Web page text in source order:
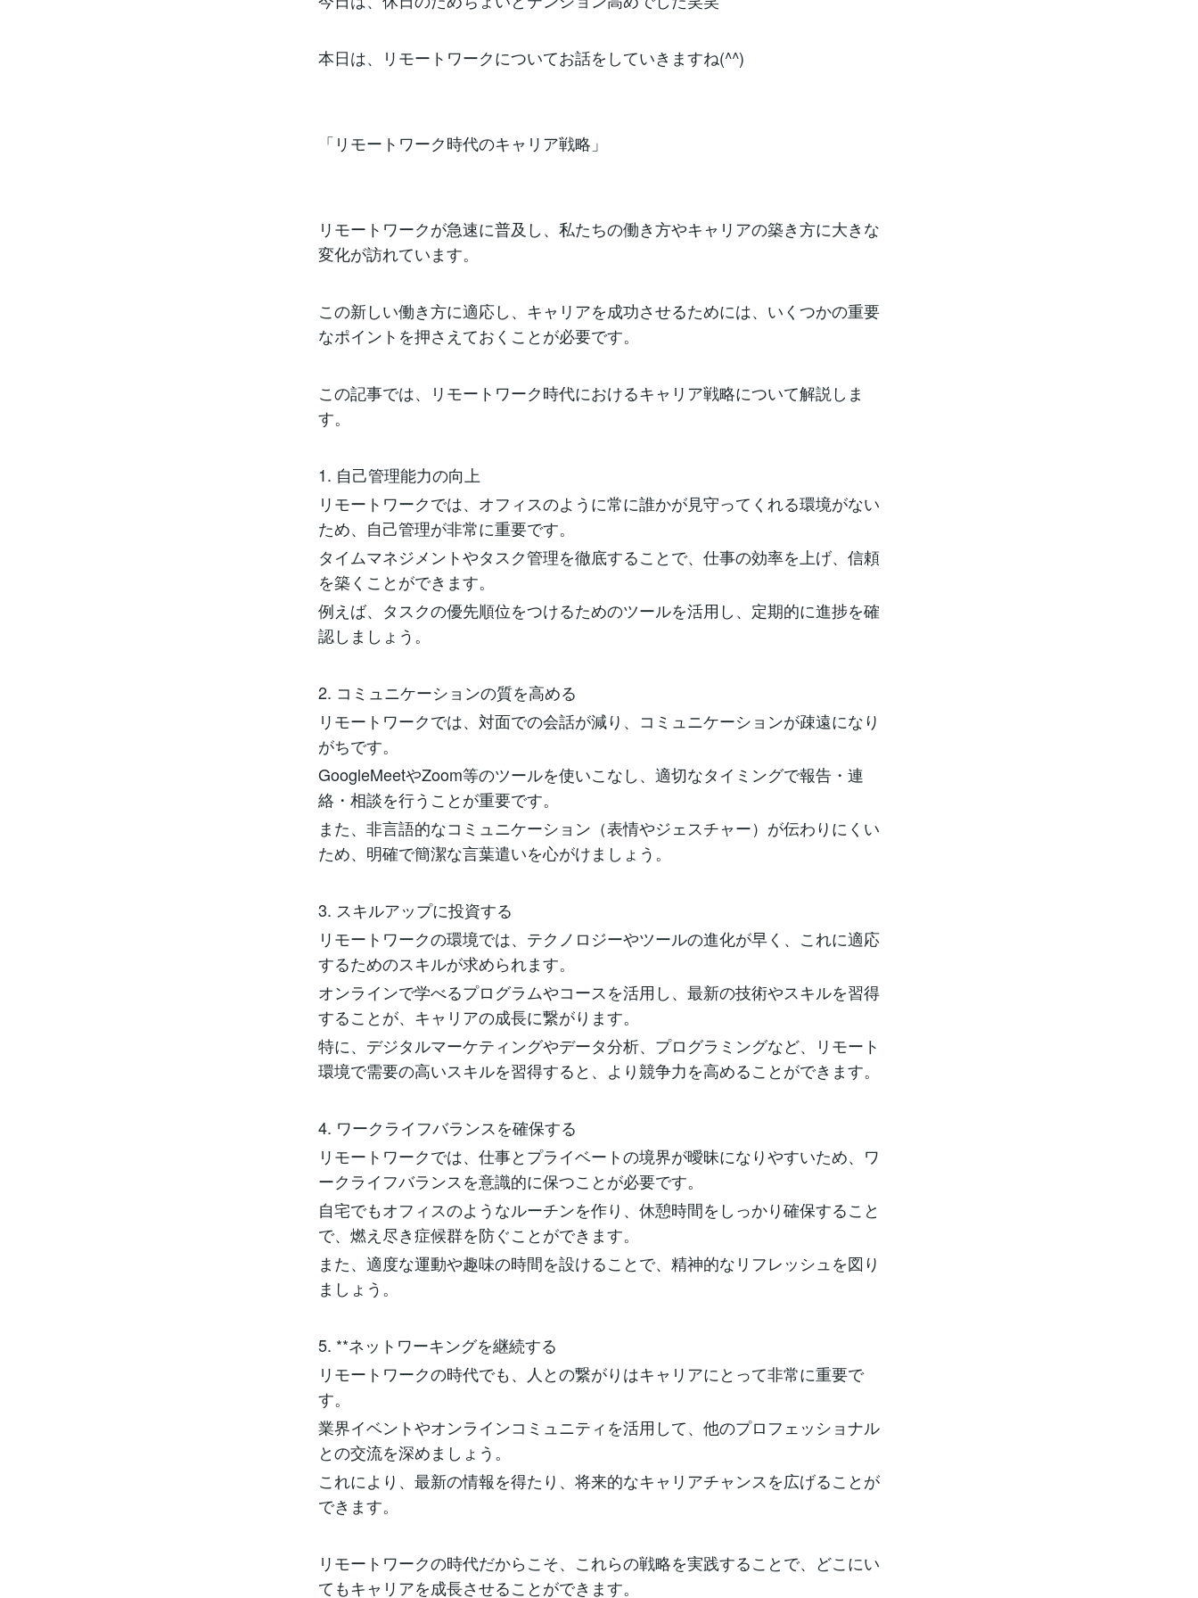
本日は、リモートワークについてお話をしていきますね(^^)
「リモートワーク時代のキャリア戦略」
リモートワークが急速に普及し、私たちの働き方やキャリアの築き方に大きな
変化が訪れています。
この新しい働き方に適応し、キャリアを成功させるためには、いくつかの重要
なポイントを押さえておくことが必要です。
この記事では、リモートワーク時代におけるキャリア戦略について解説しま
す。
1. 自己管理能力の向上
リモートワークでは、オフィスのように常に誰かが見守ってくれる環境がない
ため、自己管理が非常に重要です。
タイムマネジメントやタスク管理を徹底することで、仕事の効率を上げ、信頼
を築くことができます。
例えば、タスクの優先順位をつけるためのツールを活用し、定期的に進捗を確
認しましょう。
2. コミュニケーションの質を高める
リモートワークでは、対面での会話が減り、コミュニケーションが疎遠になり
がちです。
GoogleMeetやZoom等のツールを使いこなし、適切なタイミングで報告・連
絡・相談を行うことが重要です。
また、非言語的なコミュニケーション（表情やジェスチャー）が伝わりにくい
ため、明確で簡潔な言葉遣いを心がけましょう。
3. スキルアップに投資する
リモートワークの環境では、テクノロジーやツールの進化が早く、これに適応
するためのスキルが求められます。
オンラインで学べるプログラムやコースを活用し、最新の技術やスキルを習得
することが、キャリアの成長に繋がります。
特に、デジタルマーケティングやデータ分析、プログラミングなど、リモート
環境で需要の高いスキルを習得すると、より競争力を高めることができます。
4. ワークライフバランスを確保する
リモートワークでは、仕事とプライベートの境界が曖昧になりやすいため、ワ
ークライフバランスを意識的に保つことが必要です。
自宅でもオフィスのようなルーチンを作り、休憩時間をしっかり確保すること
で、燃え尽き症候群を防ぐことができます。
また、適度な運動や趣味の時間を設けることで、精神的なリフレッシュを図り
ましょう。
5. **ネットワーキングを継続する
リモートワークの時代でも、人との繋がりはキャリアにとって非常に重要で
す。
業界イベントやオンラインコミュニティを活用して、他のプロフェッショナル
との交流を深めましょう。
これにより、最新の情報を得たり、将来的なキャリアチャンスを広げることが
できます。
リモートワークの時代だからこそ、これらの戦略を実践することで、どこにい
てもキャリアを成長させることができます。